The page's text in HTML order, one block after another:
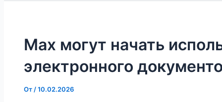
Max могут начать
электронного
От /10.02.2026